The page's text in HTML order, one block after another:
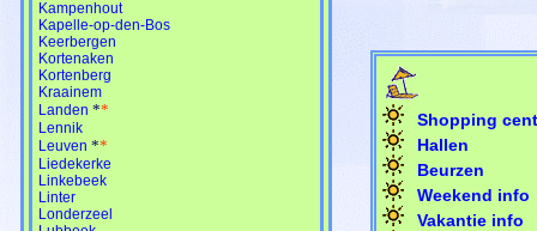
Kampenhout
Kapelle-op-den-Bos
Keerbergen
Kortenaken
Kortenberg
Kraainem
Landen **
Lennik
Leuven **
Liedekerke
Linkebeek
Linter
Londerzeel
Shopping
Hallen
Beurzen
Weekend info
Vakantie info